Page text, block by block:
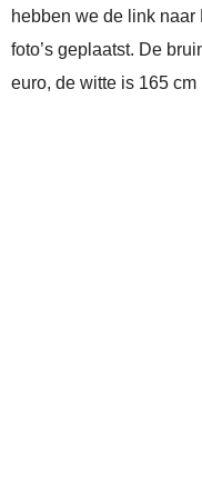
hebben we de link
foto’s geplaatst. De
euro, de witte is 165